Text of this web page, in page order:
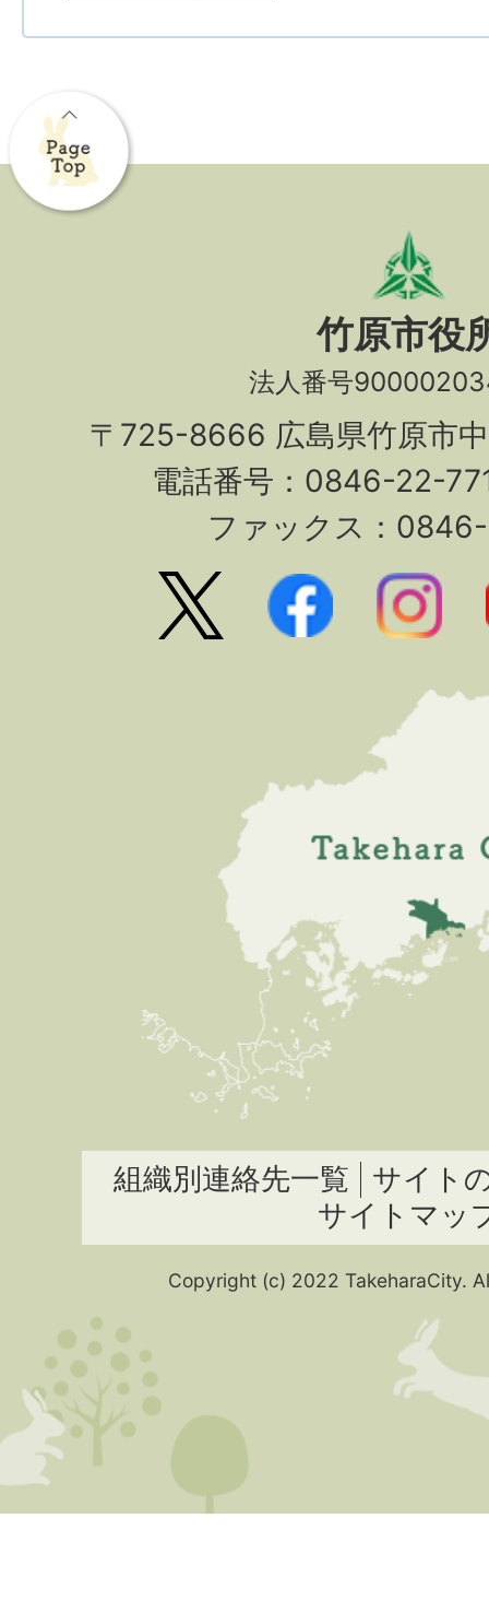
竹原市役
法人番号
〒725-8666 広島県竹原市
電話番号：0846-22-
ファックス：
組織別連絡先一覧
サイト
サイトマッ
Copyright (c) 2022 TakeharaCity.